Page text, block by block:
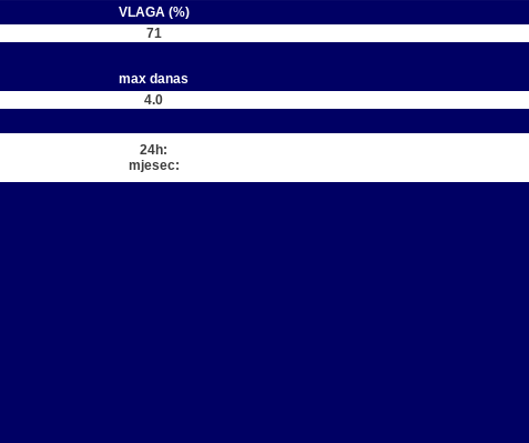
VLAGA (%)
71
max danas
4.0
24h:
mjesec: